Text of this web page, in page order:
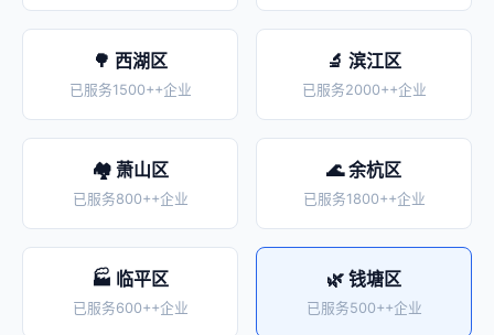
🌳 西湖区
已服务1500++企业
🔬 滨江区
已服务2000++企业
🏘️ 萧山区
已服务800++企业
🌊 余杭区
已服务1800++企业
🏭 临平区
已服务600++企业
🌿 钱塘区
已服务500++企业